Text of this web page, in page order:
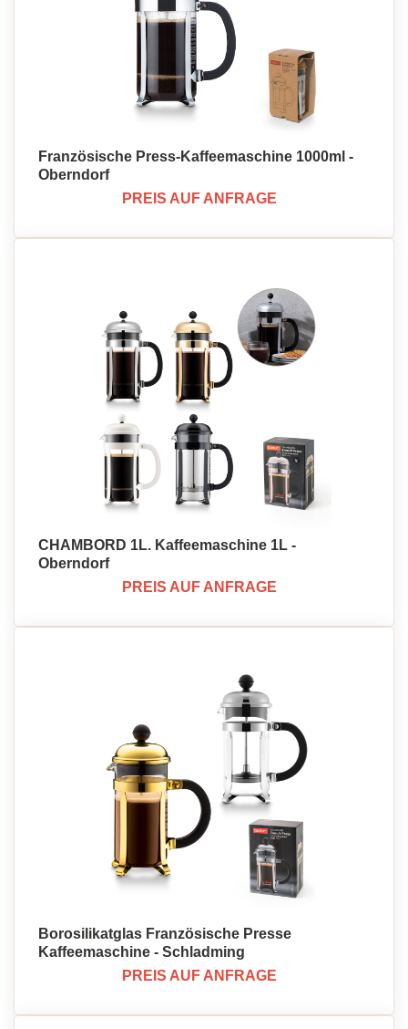
Französische Press-Kaffeemaschine 1000ml -
Oberndorf
PREIS AUF ANFRAGE
CHAMBORD 1L. Kaffeemaschine 1L -
Oberndorf
PREIS AUF ANFRAGE
Borosilikatglas Französische Presse
Kaffeemaschine - Schladming
PREIS AUF ANFRAGE